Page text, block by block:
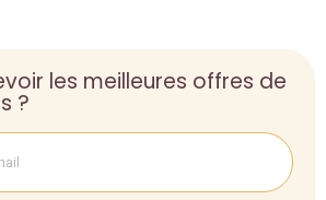
les meilleures offres de
?